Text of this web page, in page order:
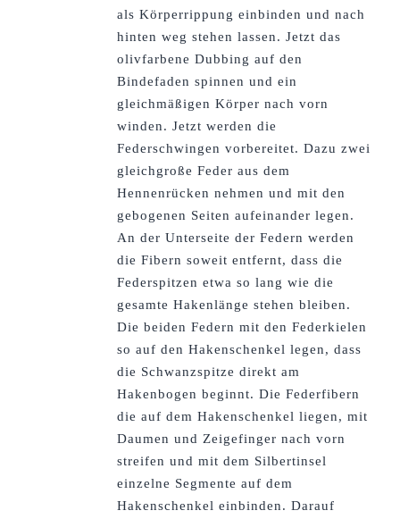
als Körperrippung einbinden und nach
hinten weg stehen lassen. Jetzt das
olivfarbene Dubbing auf den
Bindefaden spinnen und ein
gleichmäßigen Körper nach vorn
winden. Jetzt werden die
Federschwingen vorbereitet. Dazu zwei
gleichgroße Feder aus dem
Hennenrücken nehmen und mit den
gebogenen Seiten aufeinander legen.
An der Unterseite der Federn werden
die Fibern soweit entfernt, dass die
Federspitzen etwa so lang wie die
gesamte Hakenlänge stehen bleiben.
Die beiden Federn mit den Federkielen
so auf den Hakenschenkel legen, dass
die Schwanzspitze direkt am
Hakenbogen beginnt. Die Federfibern
die auf dem Hakenschenkel liegen, mit
Daumen und Zeigefinger nach vorn
streifen und mit dem Silbertinsel
einzelne Segmente auf dem
Hakenschenkel einbinden. Darauf